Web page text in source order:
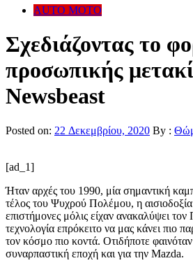
AUTO MOTO
Σχεδιάζοντας το
προσωπικής
Newsbeast
Posted on: 22 Δεκεμβρίου, 2020 By :
[ad_1]
Ήταν αρχές του 1990, μία σημαντική
τέλος του Ψυχρού Πολέμου, η
επιστήμονες μόλις είχαν ανακαλύψει
τεχνολογία επρόκειτο να μας κάνει πιο
τον κόσμο πιο κοντά. Οτιδήποτε
συναρπαστική εποχή και για την Mazda.